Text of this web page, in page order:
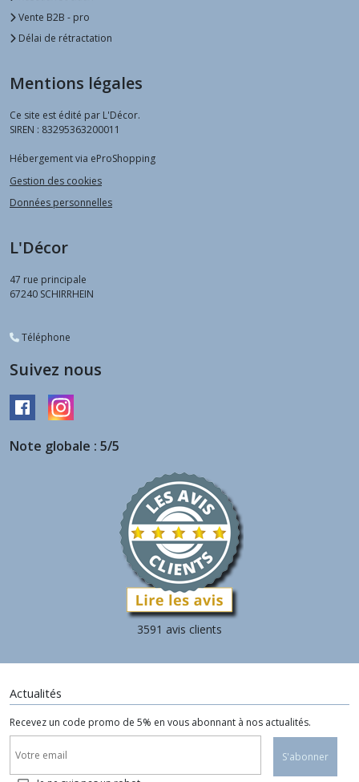
Vente B2B - pro
Délai de rétractation
Mentions légales
Ce site est édité par L'Décor.
SIREN : 83295363200011
Hébergement via eProShopping
Gestion des cookies
Données personnelles
L'Décor
47 rue principale
67240 SCHIRRHEIN
Téléphone
Suivez nous
Note globale : 5/5
3591 avis clients
Actualités
Recevez un code promo de 5% en vous abonnant à nos actualités.
S'abonner